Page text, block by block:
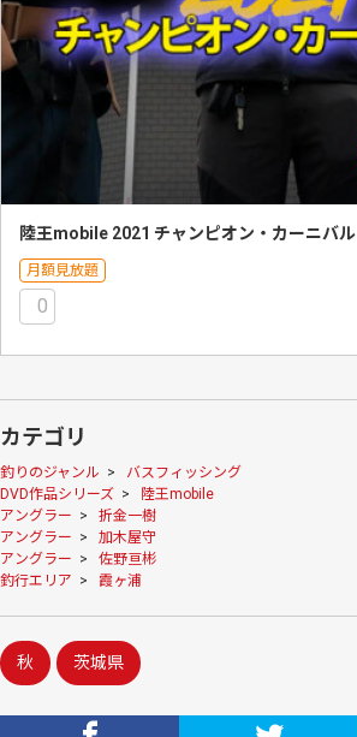
陸王mobile 2021 チャンピオン・カーニバル
月額見放題
0
カテゴリ
釣りのジャンル > バスフィッシング
DVD作品シリーズ >
陸王mobile
アングラー > 折金一樹
アングラー > 加木屋守
アングラー > 佐野亘彬
釣行エリア > 霞ヶ浦
秋 茨城県